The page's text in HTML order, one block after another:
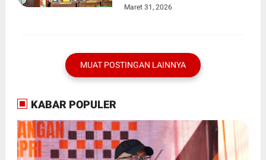
Maret 31, 2026
MUAT POSTINGAN LAINNYA
KABAR POPULER